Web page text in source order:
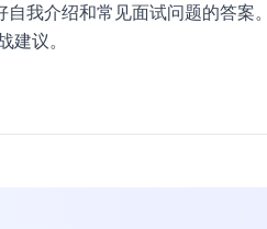
我介绍和常见面试问题的答案
建议。